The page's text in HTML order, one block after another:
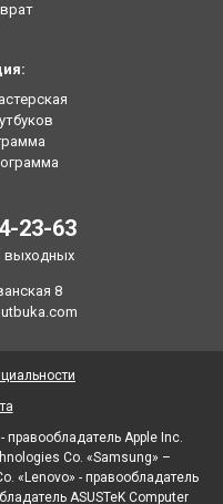
23-63
выходных
8
Apple Inc.
Co. «Samsung» –
«Lenovo» - правообладатель
ASUSTeK Computer